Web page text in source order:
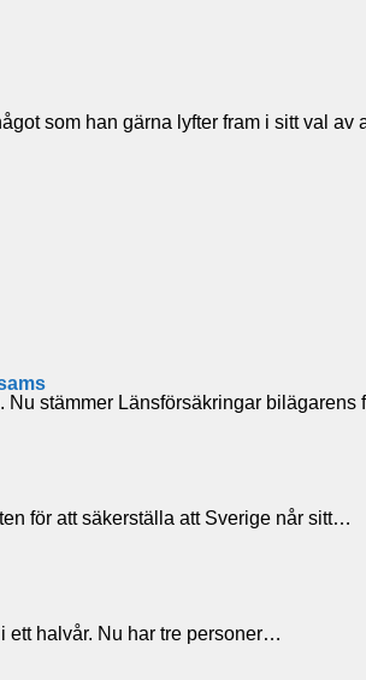
som han gärna lyfter fram i sitt val
stämmer Länsförsäkringar
för att säkerställa att Sverige når sitt…
ett halvår. Nu har tre personer…